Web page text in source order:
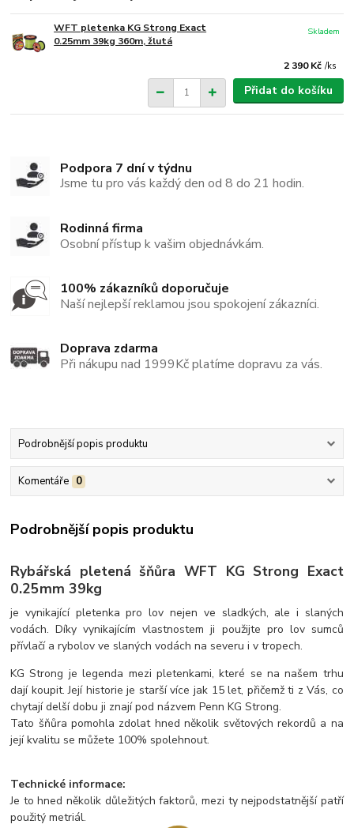
WFT pletenka KG Strong Exact
0.25mm 39kg 360m, žlutá
2 390 Kč /ks
Skladem
Přidat do košíku
Podpora 7 dní v týdnu
Jsme tu pro vás každý den od 8 do 21 hodin.
Rodinná firma
Osobní přístup k vašim objednávkám.
100% zákazníků doporučuje
Naší nejlepší reklamou jsou spokojení zákazníci.
Doprava zdarma
Při nákupu nad 1999Kč platíme dopravu za vás.
Podrobnější popis produktu
Komentáře 0
Podrobnější popis produktu
Rybářská pletená šňůra WFT KG Strong Exact
0.25mm 39kg
je vynikající pletenka pro lov nejen ve sladkých, ale i slaných
vodách. Díky vynikajícím vlastnostem ji použijte pro lov sumců
přívlačí a rybolov ve slaných vodách na severu i v tropech.
KG Strong je legenda mezi pletenkami, které se na našem trhu
dají koupit. Její historie je starší více jak 15 let, přičemž ti z Vás, co
chytají delší dobu ji znají pod názvem Penn KG Strong.
Tato šňůra pomohla zdolat hned několik světových rekordů a na
její kvalitu se můžete 100% spolehnout.
Technické informace:
Je to hned několik důležitých faktorů, mezi ty nejpodstatnější patří
použitý metriál.